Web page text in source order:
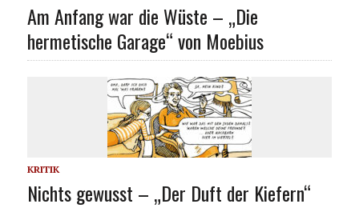
Am Anfang war die Wüste – „Die
hermetische Garage“ von Moebius
KRITIK
Nichts gewusst – „Der Duft der Kiefern“